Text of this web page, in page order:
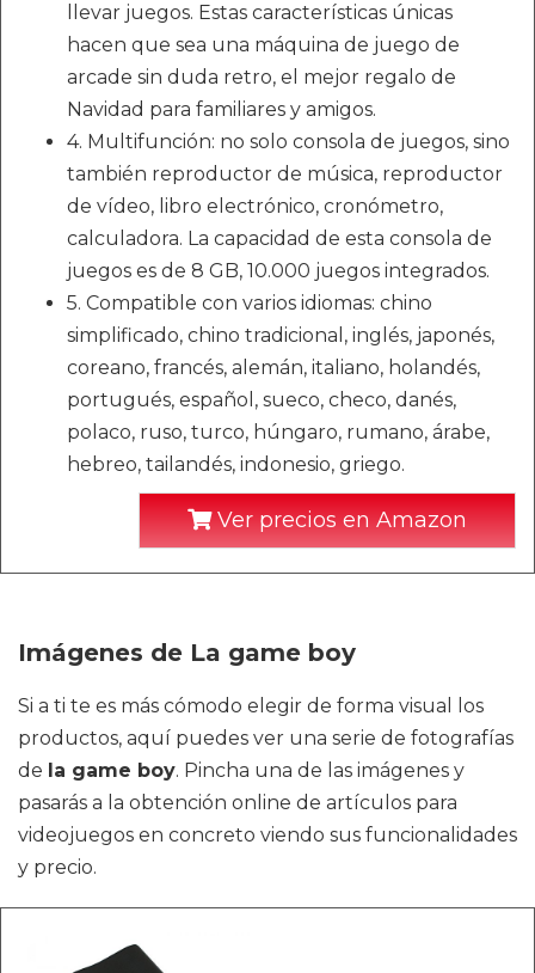
llevar juegos. Estas características únicas
hacen que sea una máquina de juego de
arcade sin duda retro, el mejor regalo de
Navidad para familiares y amigos.
4. Multifunción: no solo consola de juegos, sino
también reproductor de música, reproductor
de vídeo, libro electrónico, cronómetro,
calculadora. La capacidad de esta consola de
juegos es de 8 GB, 10.000 juegos integrados.
5. Compatible con varios idiomas: chino
simplificado, chino tradicional, inglés, japonés,
coreano, francés, alemán, italiano, holandés,
portugués, español, sueco, checo, danés,
polaco, ruso, turco, húngaro, rumano, árabe,
hebreo, tailandés, indonesio, griego.
Ver precios en Amazon
Imágenes de La game boy
Si a ti te es más cómodo elegir de forma visual los
productos, aquí puedes ver una serie de fotografías
de la game boy. Pincha una de las imágenes y
pasarás a la obtención online de artículos para
videojuegos en concreto viendo sus funcionalidades
y precio.